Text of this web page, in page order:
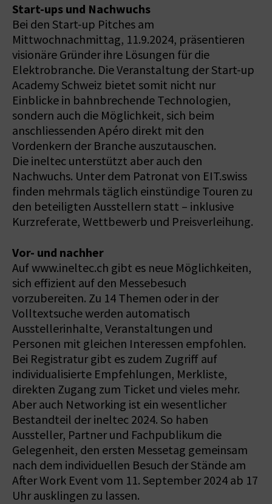
Start-ups und Nachwuchs
Bei den Start-up Pitches am
Mittwochnachmittag, 11.9.2024, präsentieren
visionäre Gründer ihre Lösungen für die
Elektrobranche. Die Veranstaltung der Start-up
Academy Schweiz bietet somit nicht nur
Einblicke in bahnbrechende Technologien,
sondern auch die Möglichkeit, sich beim
anschliessenden Apéro direkt mit den
Vordenkern der Branche auszutauschen.
Die ineltec unterstützt aber auch den
Nachwuchs. Unter dem Patronat von EIT.swiss
finden mehrmals täglich einstündige Touren zu
den beteiligten Ausstellern statt – inklusive
Kurzreferate, Wettbewerb und Preisverleihung.
Vor- und nachher
Auf www.ineltec.ch gibt es neue Möglichkeiten,
sich effizient auf den Messebesuch
vorzubereiten. Zu 14 Themen oder in der
Volltextsuche werden automatisch
Ausstellerinhalte, Veranstaltungen und
Personen mit gleichen Interessen empfohlen.
Bei Registratur gibt es zudem Zugriff auf
individualisierte Empfehlungen, Merkliste,
direkten Zugang zum Ticket und vieles mehr.
Aber auch Networking ist ein wesentlicher
Bestandteil der ineltec 2024. So haben
Aussteller, Partner und Fachpublikum die
Gelegenheit, den ersten Messetag gemeinsam
nach dem individuellen Besuch der Stände am
After Work Event vom 11. September 2024 ab 17
Uhr ausklingen zu lassen.